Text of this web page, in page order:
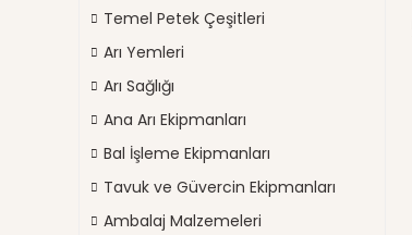
Temel Petek Çeşitleri
Arı Yemleri
Arı Sağlığı
Ana Arı Ekipmanları
Bal İşleme Ekipmanları
Tavuk ve Güvercin Ekipmanları
Ambalaj Malzemeleri